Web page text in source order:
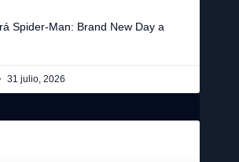
Spider-Man: Brand New Day a
31 julio, 2026